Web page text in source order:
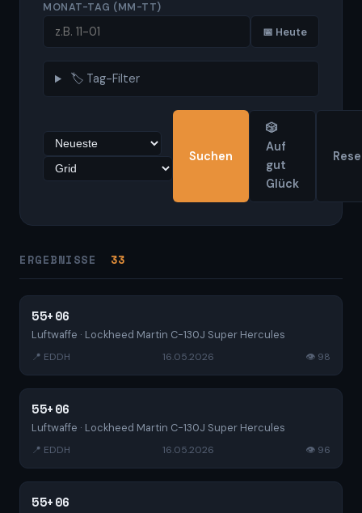
MONAT-TAG (MM-TT)
📅 Heute
🏷️ Tag-Filter
Suchen
🎲
Auf
gut
Glück
ERGEBNISSE 33
55+06
Luftwaffe · Lockheed Martin C-130J Super Hercules
📍 EDDH 16.05.2026 👁 98
55+06
Luftwaffe · Lockheed Martin C-130J Super Hercules
📍 EDDH 16.05.2026 👁 96
55+06